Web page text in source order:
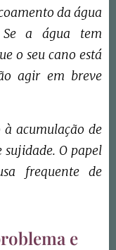
da água
Se a água tem
o seu cano está
agir em breve
acumulação de
O papel
frequente de
e